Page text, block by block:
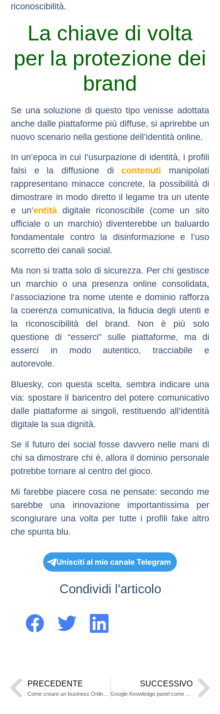
riconoscibilità.
La chiave di volta
per la protezione dei
brand
Se una soluzione di questo tipo venisse adottata
anche dalle piattaforme più diffuse, si aprirebbe un
nuovo scenario nella gestione dell’identità online.
In un’epoca in cui l’usurpazione di identità, i profili
falsi e la diffusione dicontenuti manipolati
rappresentano minacce concrete, la possibilità di
dimostrare in modo diretto il legame tra un utente
e un’entitàdigitale riconoscibile (come un sito
ufficiale o un marchio) diventerebbe un baluardo
fondamentale contro la disinformazione e l’uso
scorretto dei canali social.
Ma non si tratta solo di sicurezza. Per chi gestisce
un marchio o una presenza online consolidata,
l’associazione tra nome utente e dominio rafforza
la coerenza comunicativa, la fiducia degli utenti e
la riconoscibilità del brand. Non è più solo
questione di “esserci” sulle piattaforme, ma di
esserci in modo autentico, tracciabile e
autorevole.
Bluesky, con questa scelta, sembra indicare una
via: spostare il baricentro del potere comunicativo
dalle piattaforme ai singoli, restituendo all’identità
digitale la sua dignità.
Se il futuro dei social fosse davvero nelle mani di
chi sa dimostrare chi è, allora il dominio personale
potrebbe tornare al centro del gioco.
Mi farebbe piacere cosa ne pensate: secondo me
sarebbe una innovazione importantissima per
scongiurare una volta per tutte i profili fake altro
che spunta blu.
Unisciti al mio canale Telegram
Condividi l'articolo
PRECEDENTE SUCCESSIVO